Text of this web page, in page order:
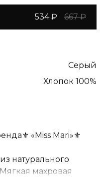
534 ₽ 667 ₽
Серый
Хлопок 100%
«Miss Mari»⚜️
натурального
махровая